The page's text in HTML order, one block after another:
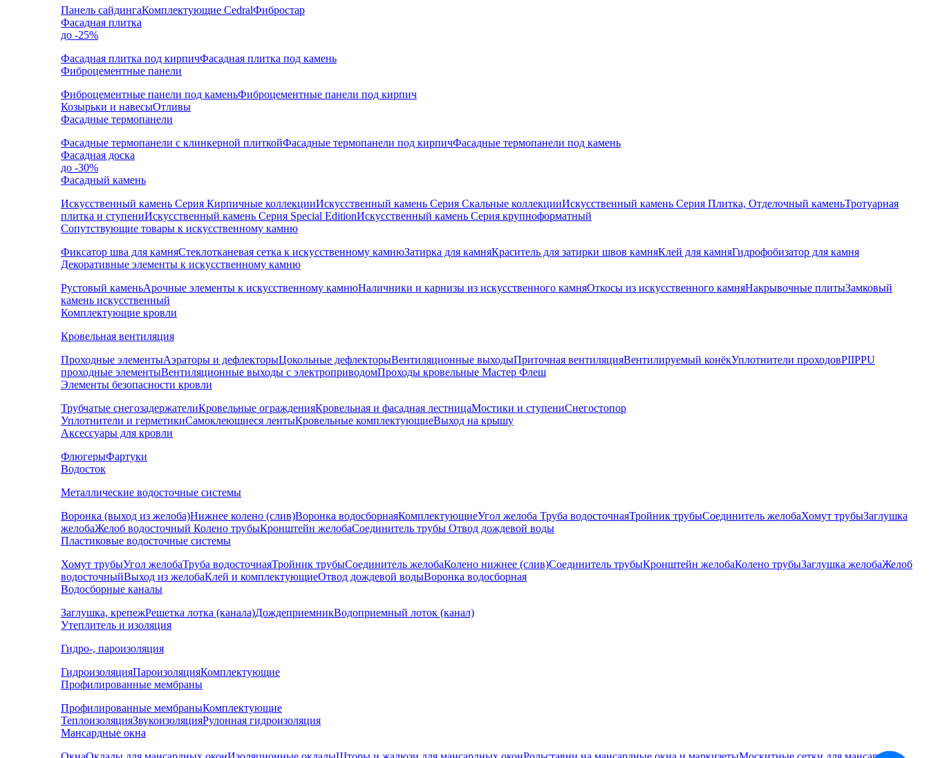
Панель сайдингаКомплектующие CedralФибростар
Фасадная плитка
до -25%
Фасадная плитка под кирпичФасадная плитка под камень
Фиброцементные панели
Фиброцементные панели под каменьФиброцементные панели под кирпич
Козырьки и навесыОтливы
Фасадные термопанели
Фасадные термопанели с клинкерной плиткойФасадные термопанели под кирпичФасадные термопанели под камень
Фасадная доска
до -30%
Фасадный камень
Искусственный камень Серия Кирпичные коллекцииИскусственный камень Серия Скальные коллекцииИскусственный камень Серия Плитка, Отделочный каменьТротуарная
плитка и ступениИскусственный камень Серия Special EditionИскусственный камень Серия крупноформатный
Сопутствующие товары к искусственному камню
Фиксатор шва для камняСтеклотканевая сетка к искусственному камнюЗатирка для камняКраситель для затирки швов камняКлей для камняГидрофобизатор для камня
Декоративные элементы к искусственному камню
Рустовый каменьАрочные элементы к искусственному камнюНаличники и карнизы из искусственного камняОткосы из искусственного камняНакрывочные плитыЗамковый
камень искусственный
Комплектующие кровли
Кровельная вентиляция
Проходные элементыАэраторы и дефлекторыЦокольные дефлекторыВентиляционные выходыПриточная вентиляцияВентилируемый конёкУплотнители проходовPIIPPU
проходные элементыВентиляционные выходы с электроприводомПроходы кровельные Мастер Флеш
Элементы безопасности кровли
Трубчатые снегозадержателиКровельные огражденияКровельная и фасадная лестницаМостики и ступениСнегостопор
Уплотнители и герметикиСамоклеющиеся лентыКровельные комплектующиеВыход на крышу
Аксессуары для кровли
ФлюгерыФартуки
Водосток
Металлические водосточные системы
Воронка (выход из желоба)Нижнее колено (слив)Воронка водосборнаяКомплектующиеУгол желоба Труба водосточнаяТройник трубыСоединитель желобаХомут трубыЗаглушка
желобаЖелоб водосточный Колено трубыКронштейн желобаСоединитель трубы Отвод дождевой воды
Пластиковые водосточные системы
Хомут трубыУгол желобаТруба водосточнаяТройник трубыСоединитель желобаКолено нижнее (слив)Соединитель трубыКронштейн желобаКолено трубыЗаглушка желобаЖелоб
водосточныйВыход из желобаКлей и комплектующиеОтвод дождевой водыВоронка водосборная
Водосборные каналы
Заглушка, крепежРешетка лотка (канала)ДождеприемникВодоприемный лоток (канал)
Утеплитель и изоляция
Гидро-, пароизоляция
ГидроизоляцияПароизоляцияКомплектующие
Профилированные мембраны
Профилированные мембраныКомплектующие
ТеплоизоляцияЗвукоизоляцияРулонная гидроизоляция
Мансардные окна